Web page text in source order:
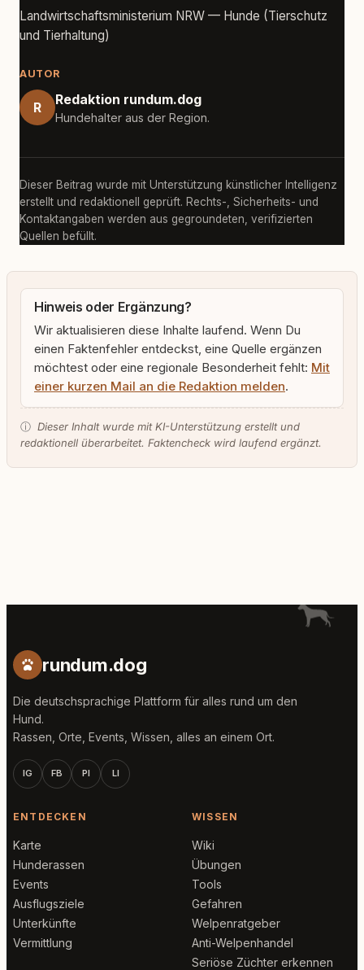
Landwirtschaftsministerium NRW — Hunde (Tierschutz
und Tierhaltung)
AUTOR
R Redaktion rundum.dog
Hundehalter aus der Region.
Dieser Beitrag wurde mit Unterstützung künstlicher Intelligenz
erstellt und redaktionell geprüft. Rechts-, Sicherheits- und
Kontaktangaben werden aus gegroundeten, verifizierten
Quellen befüllt.
Hinweis oder Ergänzung?
Wir aktualisieren diese Inhalte laufend. Wenn Du
einen Faktenfehler entdeckst, eine Quelle ergänzen
möchtest oder eine regionale Besonderheit fehlt: Mit
einer kurzen Mail an die Redaktion melden.
ⓘ Dieser Inhalt wurde mit KI-Unterstützung erstellt und
redaktionell überarbeitet. Faktencheck wird laufend ergänzt.
rundum.dog
Die deutschsprachige Plattform für alles rund um den
Hund.
Rassen, Orte, Events, Wissen, alles an einem Ort.
IG FB PI LI
ENTDECKEN
Karte
Hunderassen
Events
Ausflugsziele
Unterkünfte
Vermittlung
WISSEN
Wiki
Übungen
Tools
Gefahren
Welpenratgeber
Anti-Welpenhandel
Seriöse Züchter erkennen